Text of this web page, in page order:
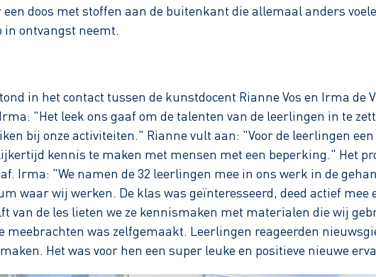
een doos met stoffen aan de buitenkant die allemaal anders
in ontvangst neemt.
in het contact tussen de kunstdocent Rianne Vos en Irma de
"Het leek ons gaaf om de talenten van de leerlingen in te
bij onze activiteiten." Rianne vult aan: "Voor de leerlingen
kennis te maken met mensen met een beperking." Het
Irma: "We namen de 32 leerlingen mee in ons werk in de
waar wij werken. De klas was geïnteresseerd, deed actief mee
van de les lieten we ze kennismaken met materialen die wij
meebrachten was zelfgemaakt. Leerlingen reageerden
Het was voor hen een super leuke en positieve nieuwe